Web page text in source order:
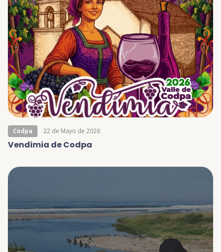
Codpa 22 de Mayo de 2026
Vendimia de Codpa